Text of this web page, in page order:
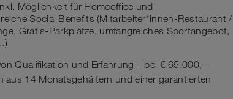
Möglichkeit für Homeoffice und
Social Benefits (Mitarbeiter*innen-Restaurant /
Gratis-Parkplätze, umfangreiches Sportangebot,
Qualifikation und Erfahrung – bei € 65.000,--
14 Monatsgehältern und einer garantierten